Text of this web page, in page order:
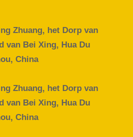
Zhuang, het Dorp van
van Bei Xing, Hua Du
China
Zhuang, het Dorp van
van Bei Xing, Hua Du
China